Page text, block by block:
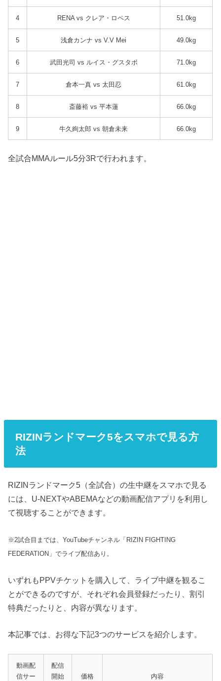
4 RENA vs クレア・ロペス 51.0kg
5 浅倉カンナ vs V.V Mei 49.0kg
6 武田光司 vs ルイス・グスタボ 71.0kg
7 倉本一真 vs 太田忍 61.0kg
8 斎藤裕 vs 平本蓮 66.0kg
9 牛久絢太郎 vs 朝倉未来 66.0kg
全試合MMAルール5分3Rで行われます。
RIZINランドマーク5をスマホで見る方
法
RIZINランドマーク5（全試合）の生中継をスマホで見る
には、U-NEXTやABEMAなどの動画配信アプリを利用し
て視聴することができます。
※2試合目までは、YouTubeチャンネル「RIZIN FIGHTING
FEDERATION」でライブ配信あり。
いずれもPPVチケットを購入して、ライブ中継を観るこ
とができるのですが、それぞれ会員登録だったり、割引
特典だったりと、内容が異なります。
本記事では、お得な下記3つのサービスを紹介します。
動画配
信サー
配信
開始
価格 内容